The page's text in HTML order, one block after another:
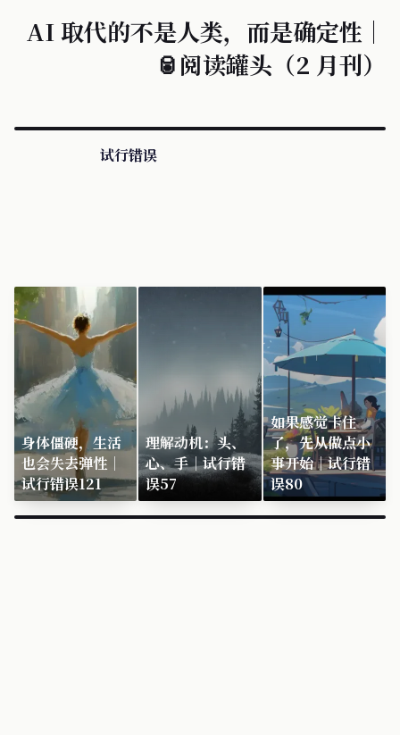
AI 取代的不是人类，而是确定性｜
🥫阅读罐头（2 月刊）
试行错误
身体僵硬，生活
也会失去弹性｜
试行错误121
理解动机：头、
心、手｜试行错
误57
如果感觉卡住
了，先从做点小
事开始｜试行错
误80